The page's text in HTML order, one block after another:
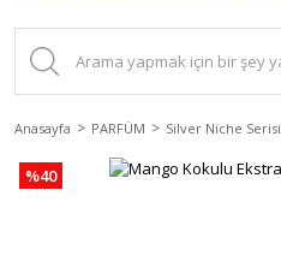
Anasayfa PARFÜM Silver Niche Serisi
%40